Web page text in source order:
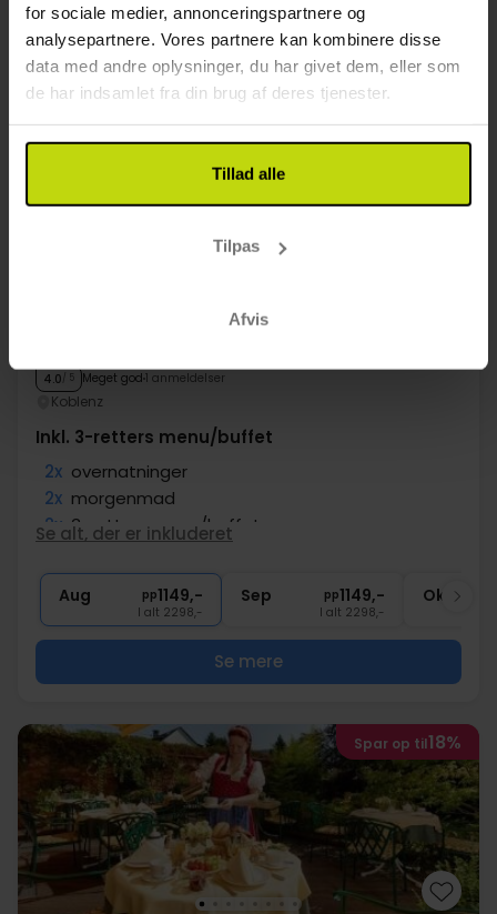
for sociale medier, annonceringspartnere og
analysepartnere. Vores partnere kan kombinere disse
data med andre oplysninger, du har givet dem, eller som
de har indsamlet fra din brug af deres tjenester.
Tillad alle
Tilpas
Afvis
Se mere
Spar op til
Hotel Rheinstein Rüdesheim
4.0/ 5 Meget god 1 anmeldelser
Koblenz
Inkl. 3-retters menu/buffet
2x overnatninger
2x morgenmad
2x 3-retters menu/buffet
∞ Gratis internet
Se alt, der er inkluderet
Aug pp1149,-
I alt 2298,-
Sep pp1149,-
I alt 2298,-
Okt
Se mere
Spar op til18%